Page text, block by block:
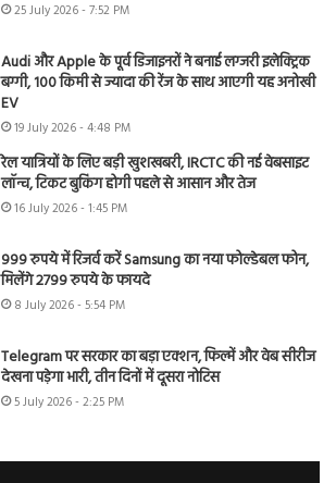
25 July 2026 - 7:52 PM
Audi और Apple के पूर्व डिजाइनरों ने बनाई लग्जरी इलेक्ट्रिक
बग्गी, 100 किमी से ज्यादा की रेंज के साथ आएगी यह अनोखी
EV
19 July 2026 - 4:48 PM
रेल यात्रियों के लिए बड़ी खुशखबरी, IRCTC की नई वेबसाइट
लॉन्च, टिकट बुकिंग होगी पहले से आसान और तेज
16 July 2026 - 1:45 PM
999 रुपये में रिजर्व करें Samsung का नया फोल्डेबल फोन,
मिलेंगे 2799 रुपये के फायदे
8 July 2026 - 5:54 PM
Telegram पर सरकार का बड़ा एक्शन, फिल्में और वेब सीरीज
देखना पड़ेगा भारी, तीन दिनों में दूसरा नोटिस
5 July 2026 - 2:25 PM